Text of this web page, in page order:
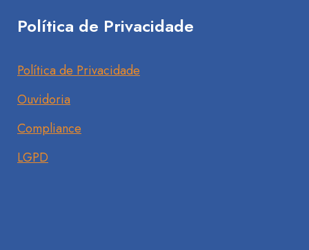
Política de Privacidade
Política de Privacidade
Ouvidoria
Compliance
LGPD